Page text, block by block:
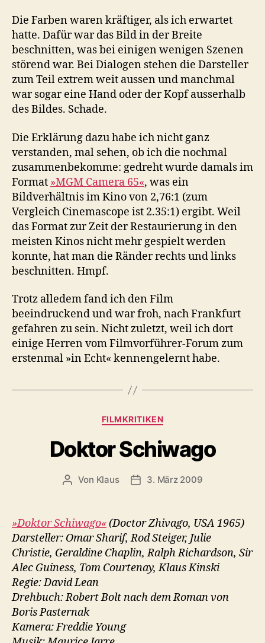
Die Farben waren kräftiger, als ich erwartet
hatte. Dafür war das Bild in der Breite
beschnitten, was bei einigen wenigen Szenen
störend war. Bei Dialogen stehen die Darsteller
zum Teil extrem weit aussen und manchmal
war sogar eine Hand oder der Kopf ausserhalb
des Bildes. Schade.
Die Erklärung dazu habe ich nicht ganz
verstanden, mal sehen, ob ich die nochmal
zusammenbekomme: gedreht wurde damals im
Format »MGM Camera 65«, was ein
Bildverhältnis im Kino von 2,76:1 (zum
Vergleich Cinemascope ist 2.35:1) ergibt. Weil
das Format zur Zeit der Restaurierung in den
meisten Kinos nicht mehr gespielt werden
konnte, hat man die Ränder rechts und links
beschnitten. Hmpf.
Trotz alledem fand ich den Film
beeindruckend und war froh, nach Frankfurt
gefahren zu sein. Nicht zuletzt, weil ich dort
einige Herren vom Filmvorführer-Forum zum
erstenmal »in Echt« kennengelernt habe.
Kategorien
FILMKRITIKEN
Doktor Schiwago
Beitragsautor
Von Klaus Veröffentlichungsdatum
3. März 2009
»Doktor Schiwago«(Doctor Zhivago, USA 1965)
Darsteller: Omar Sharif, Rod Steiger, Julie
Christie, Geraldine Chaplin, Ralph Richardson, Sir
Alec Guiness, Tom Courtenay, Klaus Kinski
Regie: David Lean
Drehbuch: Robert Bolt nach dem Roman von
Boris Pasternak
Kamera: Freddie Young